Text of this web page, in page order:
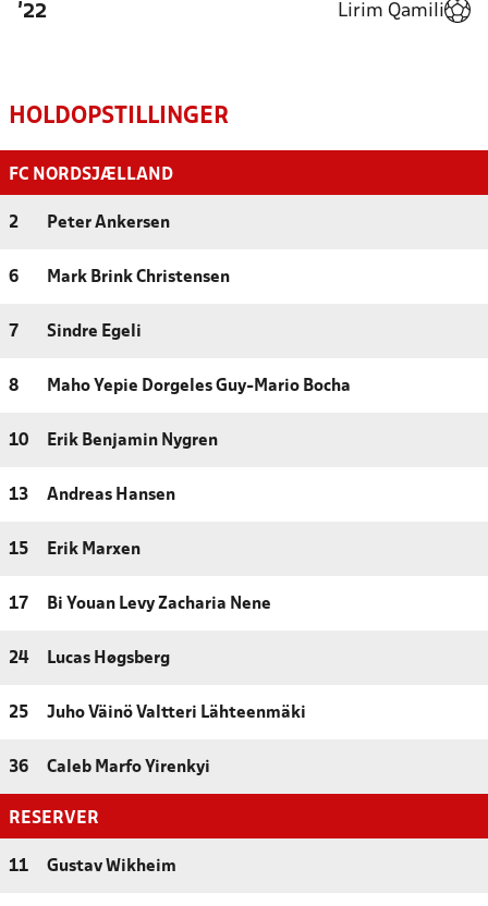
'22 Lirim Qamili
HOLDOPSTILLINGER
FC NORDSJÆLLAND
2 Peter Ankersen
6 Mark Brink Christensen
7 Sindre Egeli
8 Maho Yepie Dorgeles Guy-Mario Bocha
10 Erik Benjamin Nygren
13 Andreas Hansen
15 Erik Marxen
17 Bi Youan Levy Zacharia Nene
24 Lucas Høgsberg
25 Juho Väinö Valtteri Lähteenmäki
36 Caleb Marfo Yirenkyi
RESERVER
11 Gustav Wikheim